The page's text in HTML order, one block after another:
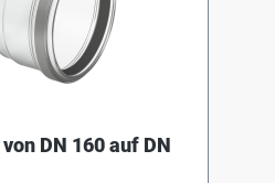
DN 160 auf DN